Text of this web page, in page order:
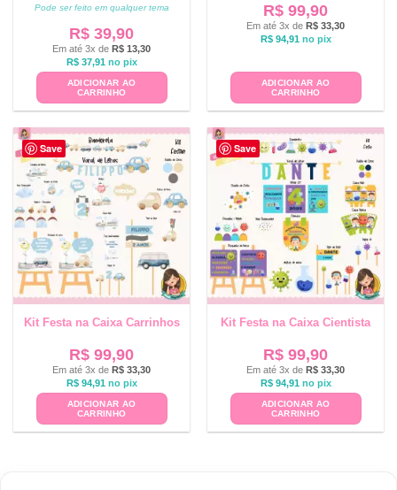
Pode ser feito em qualquer tema
R$ 39,90
Em até 3x de R$ 13,30
R$37,91 no pix
ADICIONAR AO
CARRINHO
R$ 99,90
Em até 3x de R$ 33,30
R$94,91 no pix
ADICIONAR AO
CARRINHO
Save
Kit Festa na Caixa Carrinhos
R$ 99,90
Em até 3x de R$ 33,30
R$94,91 no pix
ADICIONAR AO
CARRINHO
Save
Kit Festa na Caixa Cientista
R$ 99,90
Em até 3x de R$ 33,30
R$94,91 no pix
ADICIONAR AO
CARRINHO